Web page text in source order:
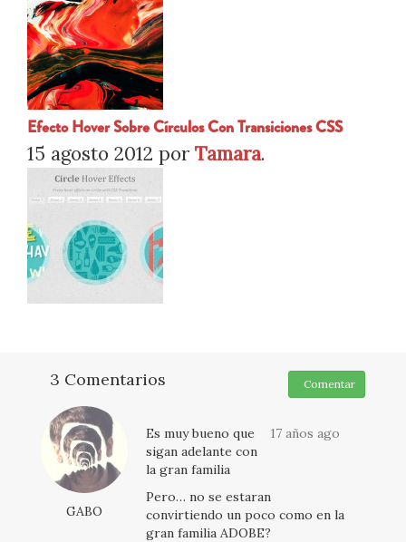
Efecto Hover Sobre Círculos Con Transiciones CSS
15 agosto 2012 por Tamara.
3 Comentarios Comentar
GABO
17 años ago
Es muy bueno que
sigan adelante con
la gran familia
Pero… no se estaran
convirtiendo un poco como en la
gran familia ADOBE?